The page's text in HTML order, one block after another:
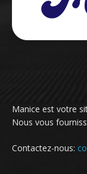
Manice est votre
Nous vous
Contactez-nous: